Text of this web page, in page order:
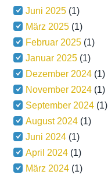
Juni 2025 (1)
März 2025 (1)
Februar 2025 (1)
Januar 2025 (1)
Dezember 2024 (1)
November 2024 (1)
September 2024 (1)
August 2024 (1)
Juni 2024 (1)
April 2024 (1)
März 2024 (1)